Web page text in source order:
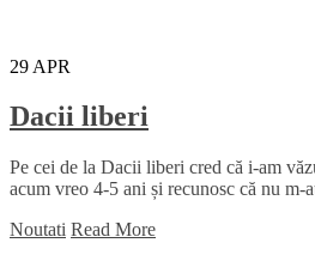
29 APR
Dacii liberi
Pe cei de la Dacii liberi cred că i-am
acum vreo 4-5 ani și recunosc că nu m-
Noutati Read More